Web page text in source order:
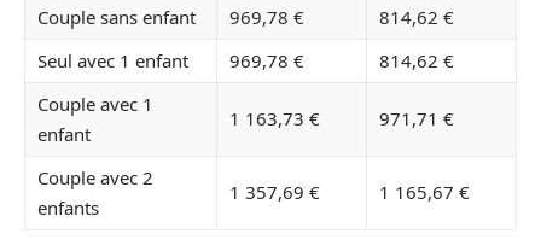
Couple sans enfant
969,78 €
814,62 €
Seul avec 1 enfant
969,78 €
814,62 €
Couple avec 1
enfant
1 163,73 € 971,71 €
Couple avec 2
enfants
1 357,69 € 1 165,67 €